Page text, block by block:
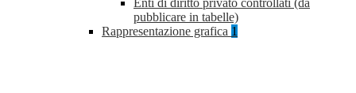
Enti di diritto privato controllati (da
pubblicare in tabelle)
Rappresentazione grafica 1